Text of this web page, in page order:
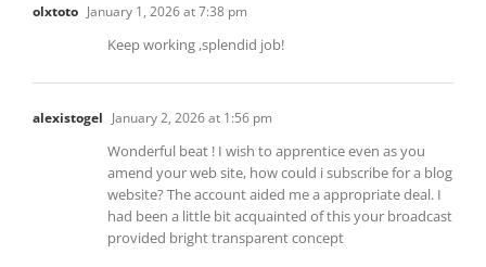
olxtoto January 1, 2026 at 7:38 pm
Keep working ,splendid job!
alexistogel January 2, 2026 at 1:56 pm
Wonderful beat ! I wish to apprentice even as you
amend your web site, how could i subscribe for a blog
website? The account aided me a appropriate deal. I
had been a little bit acquainted of this your broadcast
provided bright transparent concept